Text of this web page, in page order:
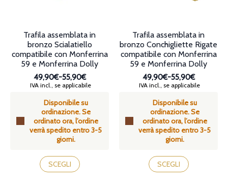
pagina
Disponibile su
ordinazione. Se
ordinato ora, l’ordine
verrà spedito entro 3-5
giorni.
Trafila assemblata in
bronzo Scialatiello
compatibile con Monferrina
59 e Monferrina Dolly
49,90€-55,90€
Fascia
prezzo:
da
49,90€
a
55,90€
IVA incl., se applicabile
SCEGLI
Questo
prodotto
ha
Disponibile su
ordinazione. Se
ordinato ora, l’ordine
verrà spedito entro 3-5
giorni.
Trafila assemblata in
bronzo Conchigliette Rigate
compatibile con Monferrina
59 e Monferrina Dolly
49,90€-55,90€
Fascia
prezzo:
da
49,90€
a
55,90€
IVA incl., se applicabile
SCEGLI
Questo
prodotto
ha